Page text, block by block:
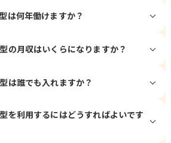
は何年働けますか？
の月収はいくらになりますか？
は誰でも入れますか？
を利用するにはどうすればよいです